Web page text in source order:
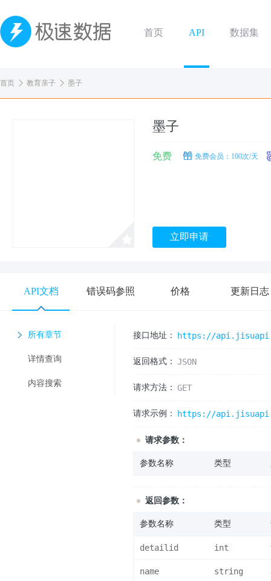
首页 API 数据集
首页 教育亲子 墨子
墨子
免费 免费会员：100次/天
立即申请
API文档 错误码参照 价格 更新日志
所有章节
详情查询
内容搜索
接口地址： https://
返回格式： JSON
请求方法： GET
请求示例： https://
请求参数：
参数名称 类型
返回参数：
参数名称 类型
detailid int
name string